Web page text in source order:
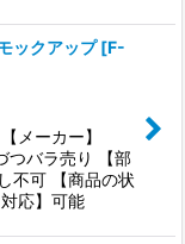
ックアップ [F-
メーカー】
バラ売り 【部
可 【商品の状
応】可能